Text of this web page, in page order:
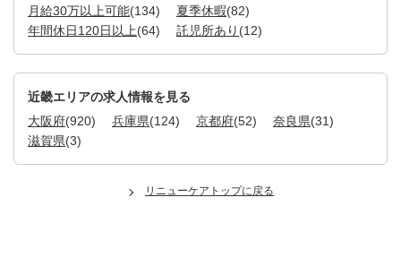
月給30万以上可能(134) 夏季休暇(82)
年間休日120日以上(64) 託児所あり (12)
近畿エリアの求人情報を見る
大阪府(920) 兵庫県(124) 京都府(52) 奈良県(31)
滋賀県(3)
リニューケアトップに戻る